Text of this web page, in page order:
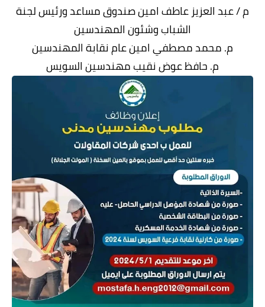
م / عبد العزيز عاطف امين صندوق مساعد ورئيس لجنة
الشباب وشئون المهندسين
م. محمد مصطفي امين عام نقابة المهندسين
م. حافظ عوض نقيب مهندسين السويس